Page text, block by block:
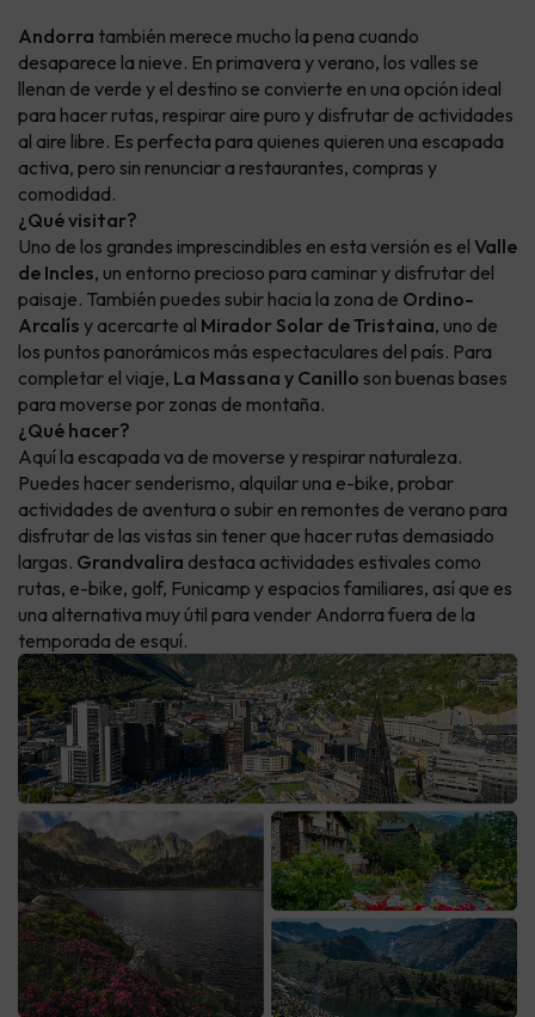
Andorra también merece mucho la pena cuando
desaparece la nieve. En primavera y verano, los valles se
llenan de verde y el destino se convierte en una opción ideal
para hacer rutas, respirar aire puro y disfrutar de actividades
al aire libre. Es perfecta para quienes quieren una escapada
activa, pero sin renunciar a restaurantes, compras y
comodidad.
¿Qué visitar?
Uno de los grandes imprescindibles en esta versión es el Valle
de Incles, un entorno precioso para caminar y disfrutar del
paisaje. También puedes subir hacia la zona de Ordino-
Arcalís y acercarte al Mirador Solar de Tristaina, uno de
los puntos panorámicos más espectaculares del país. Para
completar el viaje, La Massana y Canillo son buenas bases
para moverse por zonas de montaña.
¿Qué hacer?
Aquí la escapada va de moverse y respirar naturaleza.
Puedes hacer senderismo, alquilar una e-bike, probar
actividades de aventura o subir en remontes de verano para
disfrutar de las vistas sin tener que hacer rutas demasiado
largas. Grandvalira destaca actividades estivales como
rutas, e-bike, golf, Funicamp y espacios familiares, así que es
una alternativa muy útil para vender Andorra fuera de la
temporada de esquí.